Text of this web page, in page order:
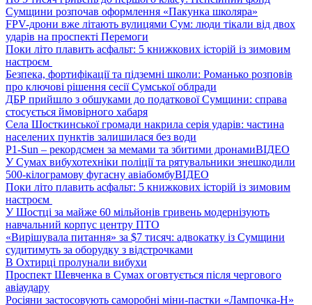
Сумщини розпочав оформлення «Пакунка школяра»
FPV-дрони вже літають вулицями Сум: люди тікали від двох
ударів на проспекті Перемоги
Поки літо плавить асфальт: 5 книжкових історій із зимовим
настроєм
Безпека, фортифікації та підземні школи: Романько розповів
про ключові рішення сесії Сумської облради
ДБР прийшло з обшуками до податкової Сумщини: справа
стосується ймовірного хабаря
Села Шосткинської громади накрила серія ударів: частина
населених пунктів залишилася без води
P1-Sun – рекордсмен за мемами та збитими дронамиВІДЕО
У Сумах вибухотехніки поліції та рятувальники знешкодили
500-кілограмову фугасну авіабомбуВІДЕО
Поки літо плавить асфальт: 5 книжкових історій із зимовим
настроєм
У Шостці за майже 60 мільйонів гривень модернізують
навчальний корпус центру ПТО
«Вирішувала питання» за $7 тисяч: адвокатку із Сумщини
судитимуть за оборудку з відстрочками
В Охтирці пролунали вибухи
Проспект Шевченка в Сумах оговтується після чергового
авіаудару
Росіяни застосовують саморобні міни-пастки «Лампочка-Н»